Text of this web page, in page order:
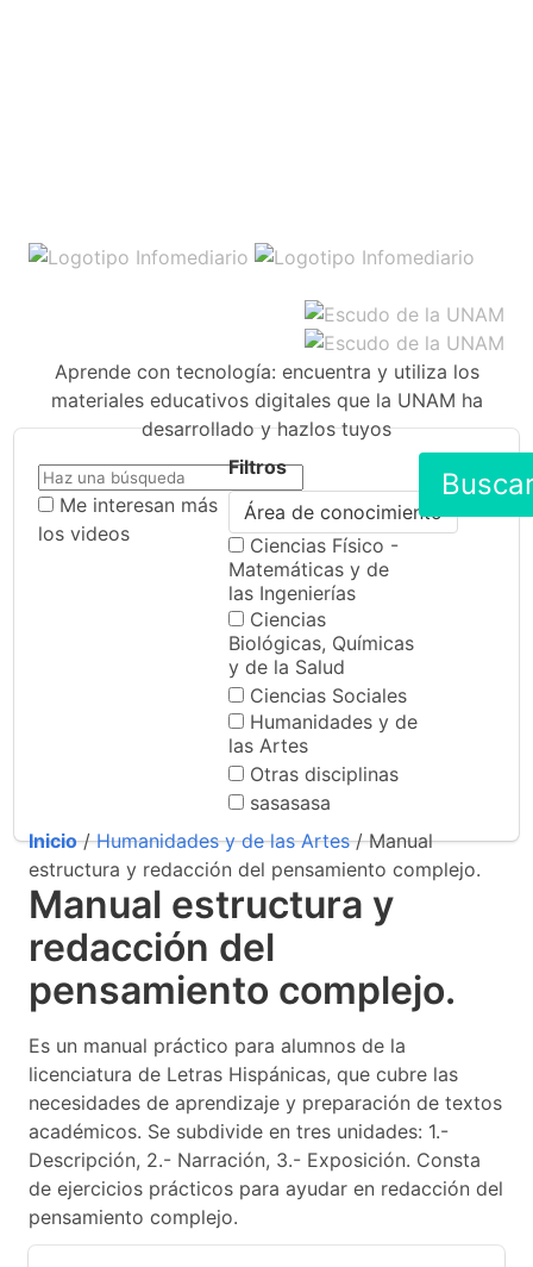
Aprende con tecnología: encuentra y utiliza los
materiales educativos digitales que la UNAM ha
desarrollado y hazlos tuyos
Me interesan más
los videos
Filtros
Área de conocimiento
Ciencias Físico -
Matemáticas y de
las Ingenierías
Ciencias
Biológicas, Químicas
y de la Salud
Ciencias Sociales
Humanidades y de
las Artes
Otras disciplinas
sasasasa
Inicio/Humanidades y de las Artes/ Manual
estructura y redacción del pensamiento complejo.
Manual estructura y
redacción del
pensamiento complejo.
Es un manual práctico para alumnos de la
licenciatura de Letras Hispánicas, que cubre las
necesidades de aprendizaje y preparación de textos
académicos. Se subdivide en tres unidades: 1.-
Descripción, 2.- Narración, 3.- Exposición. Consta
de ejercicios prácticos para ayudar en redacción del
pensamiento complejo.